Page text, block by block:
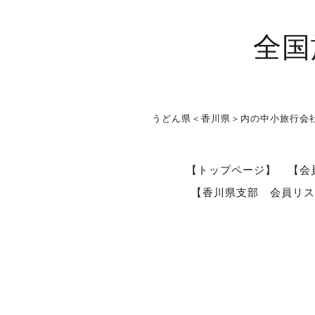
全
うどん県＜香川県＞内の中小旅行
【トップページ】
【
【香川県支部 会員リ